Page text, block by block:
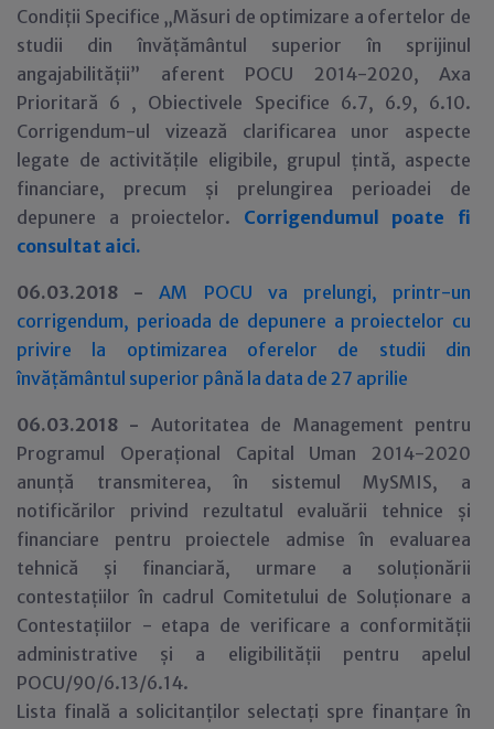
Condiții Specifice „Măsuri de optimizare a ofertelor de
studii din învățământul superior în sprijinul
angajabilității” aferent POCU 2014-2020, Axa
Prioritară 6 , Obiectivele Specifice 6.7, 6.9, 6.10.
Corrigendum-ul vizează clarificarea unor aspecte
legate de activitățile eligibile, grupul țintă, aspecte
financiare, precum și prelungirea perioadei de
depunere a proiectelor. Corrigendumul poate fi
consultat aici.
06.03.2018 -AM POCU va prelungi, printr-un
corrigendum, perioada de depunere a proiectelor cu
privire la optimizarea oferelor de studii din
învățământul superior până la data de 27 aprilie
06.03.2018 - Autoritatea de Management pentru
Programul Operațional Capital Uman 2014-2020
anunță transmiterea, în sistemul MySMIS, a
notificărilor privind rezultatul evaluării tehnice și
financiare pentru proiectele admise în evaluarea
tehnică și financiară, urmare a soluționării
contestațiilor în cadrul Comitetului de Soluționare a
Contestațiilor - etapa de verificare a conformității
administrative și a eligibilității pentru apelul
POCU/90/6.13/6.14.
Lista finală a solicitanților selectați spre finanțare în